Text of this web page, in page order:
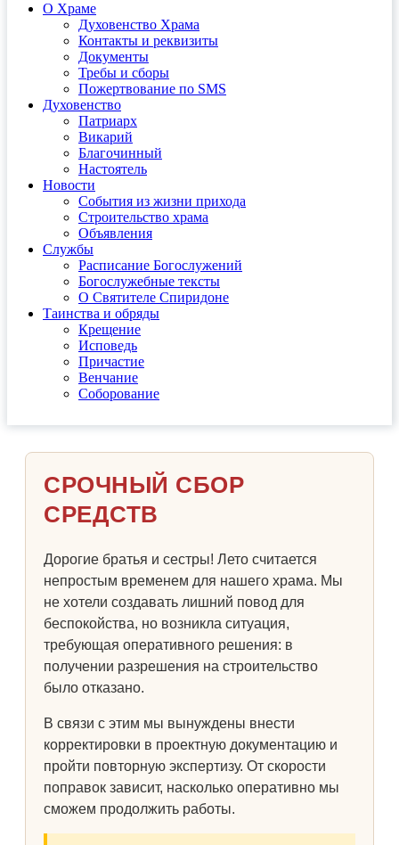
О Храме
Духовенство Храма
Контакты и реквизиты
Документы
Требы и сборы
Пожертвование по SMS
Духовенство
Патриарх
Викарий
Благочинный
Настоятель
Новости
События из жизни прихода
Строительство храма
Объявления
Службы
Расписание Богослужений
Богослужебные тексты
О Святителе Спиридоне
Таинства и обряды
Крещение
Исповедь
Причастие
Венчание
Соборование
СРОЧНЫЙ СБОР
СРЕДСТВ
Дорогие братья и сестры! Лето считается
непростым временем для нашего храма. Мы
не хотели создавать лишний повод для
беспокойства, но возникла ситуация,
требующая оперативного решения: в
получении разрешения на строительство
было отказано.
В связи с этим мы вынуждены внести
корректировки в проектную документацию и
пройти повторную экспертизу. От скорости
поправок зависит, насколько оперативно мы
сможем продолжить работы.